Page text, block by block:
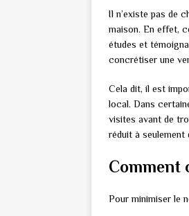
Il n’existe pas de
maison. En effet,
études et
concrétiser une
Cela dit, il est
local. Dans
visites avant de
réduit à seulement
Comment
Pour minimiser le